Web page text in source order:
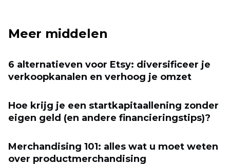
Meer middelen
6 alternatieven voor Etsy: diversificeer je
verkoopkanalen en verhoog je omzet
Hoe krijg je een startkapitaallening zonder
eigen geld (en andere financieringstips)?
Merchandising 101: alles wat u moet weten
over productmerchandising